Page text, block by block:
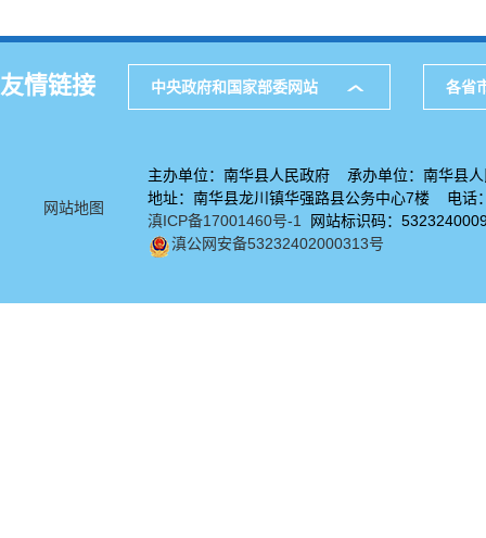
友情链接 中央政府和国家部委网站 各省
网站地图
主办单位：南华县人民政府 承办单位：南华县人
地址：南华县龙川镇华强路县公务中心7楼 电
滇ICP备17001460号-1 网站标识码：
滇公网安备53232402000313号